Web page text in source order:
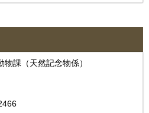
物課（天然記念物係）